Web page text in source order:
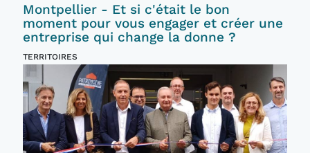
Montpellier - Et si c'était le bon
moment pour vous engager et créer une
entreprise qui change la donne ?
TERRITOIRES